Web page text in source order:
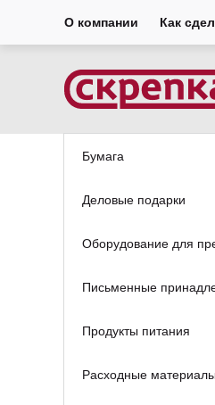
О компании Как
Бумага
Деловые подарки
Оборудование для
Письменные
Продукты питания
Расходные материалы